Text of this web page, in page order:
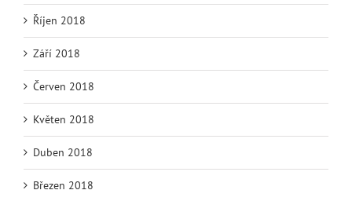
Říjen 2018
Září 2018
Červen 2018
Květen 2018
Duben 2018
Březen 2018